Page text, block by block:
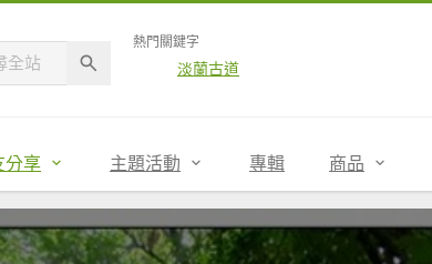
熱門關鍵字
淡蘭古道
分享 主題活動 專輯 商品